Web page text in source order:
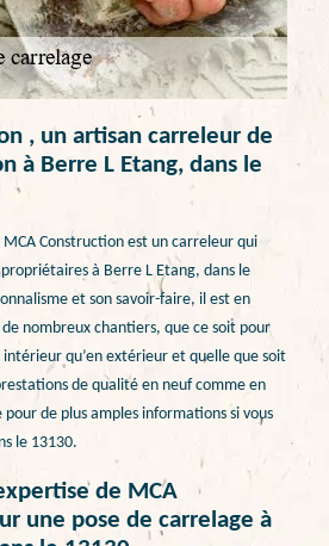
, un artisan carreleur de
à Berre L Etang, dans le
MCA Construction est un carreleur qui
propriétaires à Berre L Etang, dans le
et son savoir-faire, il est en
nombreux chantiers, que ce soit pour
qu’en extérieur et quelle que soit
de qualité en neuf comme en
de plus amples informations si vous
le 13130.
de MCA
une pose de carrelage à